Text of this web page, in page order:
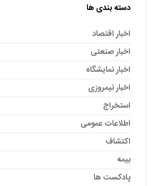
دسته بندی ها
اخبار اقتصاد
اخبار صنعتی
اخبار نمایشگاه
اخبار نیمروزی
استخراج
اطلاعات عمومی
اکتشاف
بیمه
پادکست ها